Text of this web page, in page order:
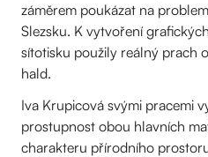
záměrem poukázat na
Slezsku. K vytvoření
sítotisku použily reálný prach
hald.
Iva Krupicová svými pracemi
prostupnost obou hlavních
charakteru přírodního